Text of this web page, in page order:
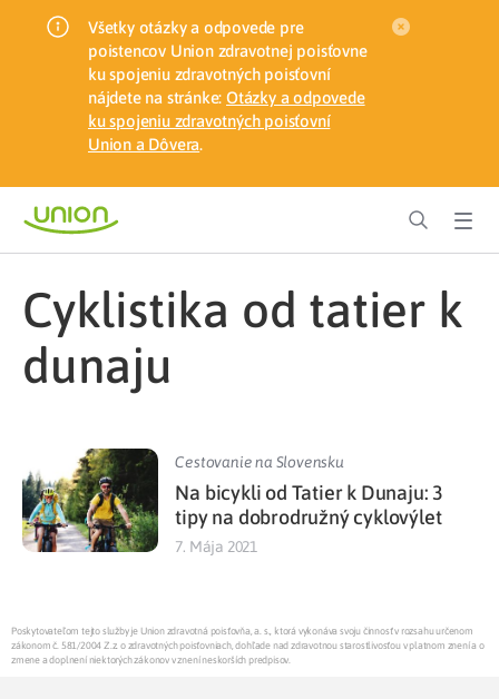
Všetky otázky a odpovede pre
poistencov Union zdravotnej poisťovne
ku spojeniu zdravotných poisťovní
nájdete na stránke: Otázky a odpovede
ku spojeniu zdravotných poisťovní
Union a Dôvera.
cyklistika od tatier k
dunaju
Cestovanie na Slovensku
Na bicykli od Tatier k Dunaju: 3
tipy na dobrodružný cyklovýlet
7. Mája 2021
Poskytovateľom tejto služby je Union zdravotná poisťovňa, a. s., ktorá vykonáva svoju činnosť v rozsahu určenom
zákonom č. 581/2004 Z.z. o zdravotných poisťovniach, dohľade nad zdravotnou starostlivosťou v platnom znení a o
zmene a doplnení niektorých zákonov v znení neskorších predpisov.